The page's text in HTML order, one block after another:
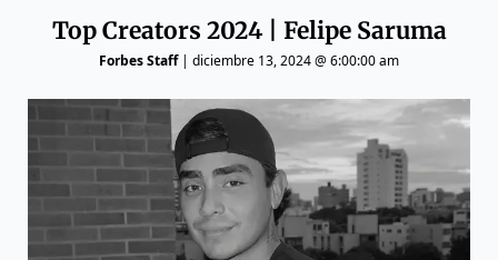
Top Creators 2024 | Felipe Saruma
Forbes Staff| diciembre 13, 2024 @ 6:00:00 am